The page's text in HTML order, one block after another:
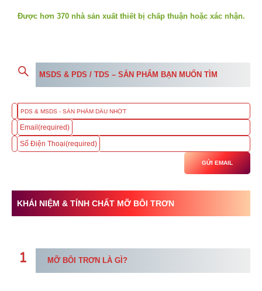
Được hơn 370 nhà sản xuất thiết bị chấp thuận hoặc xác nhận.
MSDS & PDS / TDS – SẢN PHẨM BẠN MUỐN TÌM
Email(required)
Số Điện Thoại(required)
GỬI EMAIL
KHÁI NIỆM & TÍNH CHẤT MỠ BÔI TRƠN
MỠ BÔI TRƠN LÀ GÌ?